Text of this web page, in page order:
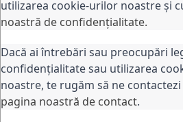
utilizarea cookie-urilor noastre și
noastră de confidențialitate.
Dacă ai întrebări sau preocupări
confidențialitate sau utilizarea
noastre, te rugăm să ne
pagina noastră de contact.